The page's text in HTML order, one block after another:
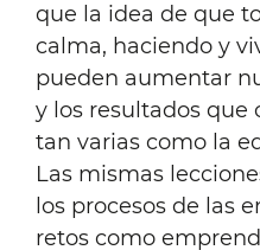
que la idea de que
calma, haciendo y
pueden aumentar
y los resultados que
tan varias como la
Las mismas
los procesos de las
retos como